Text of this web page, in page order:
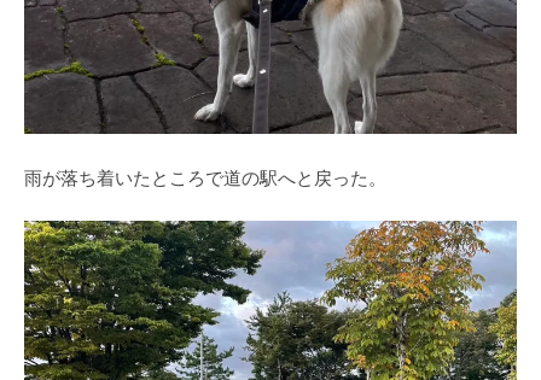
雨が落ち着いたところで道の駅へと戻った。